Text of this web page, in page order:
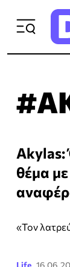
Akylas:
θέμα
«Τον
Life